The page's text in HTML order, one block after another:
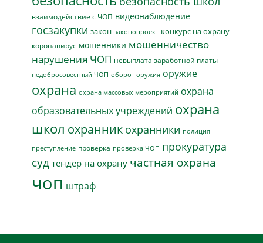
взаимодействие с ЧОП видеонаблюдение
госзакупки закон законопроект конкурс на охрану
коронавирус мошенники мошенничество
нарушения ЧОП невыплата заработной платы
недобросовестный ЧОП оборот оружия оружие
охрана охрана массовых мероприятий охрана
образовательных учреждений охрана
школ охранник охранники полиция
преступление проверка проверка ЧОП прокуратура
суд тендер на охрану частная охрана
чоп штраф